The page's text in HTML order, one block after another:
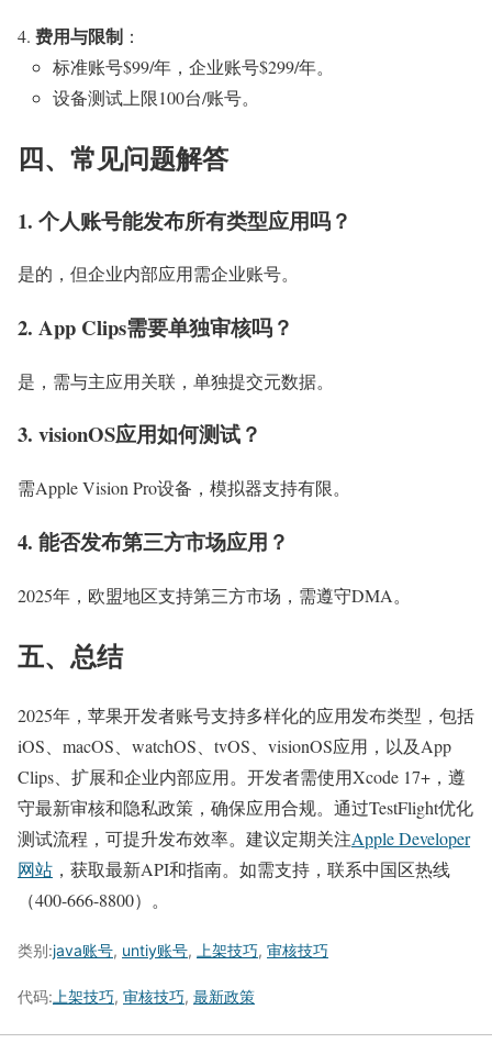
费用与限制 ：
标准账号$99/年，企业账号$299/年。
设备测试上限100台/账号。
四、常见问题解答
1. 个人账号能发布所有类型应用吗？
是的，但企业内部应用需企业账号。
2. App Clips需要单独审核吗？
是，需与主应用关联，单独提交元数据。
3. visionOS应用如何测试？
需Apple Vision Pro设备，模拟器支持有限。
4. 能否发布第三方市场应用？
2025年，欧盟地区支持第三方市场，需遵守DMA。
五、总结
2025年，苹果开发者账号支持多样化的应用发布类型，包括
iOS、macOS、watchOS、tvOS、visionOS应用，以及App
Clips、扩展和企业内部应用。开发者需使用Xcode 17+，遵
守最新审核和隐私政策，确保应用合规。通过TestFlight优化
测试流程，可提升发布效率。建议定期关注Apple Developer
网站 ，获取最新API和指南。如需支持，联系中国区热线
（400-666-8800）。
类别:java账号, untiy账号, 上架技巧, 审核技巧
代码:上架技巧, 审核技巧, 最新政策